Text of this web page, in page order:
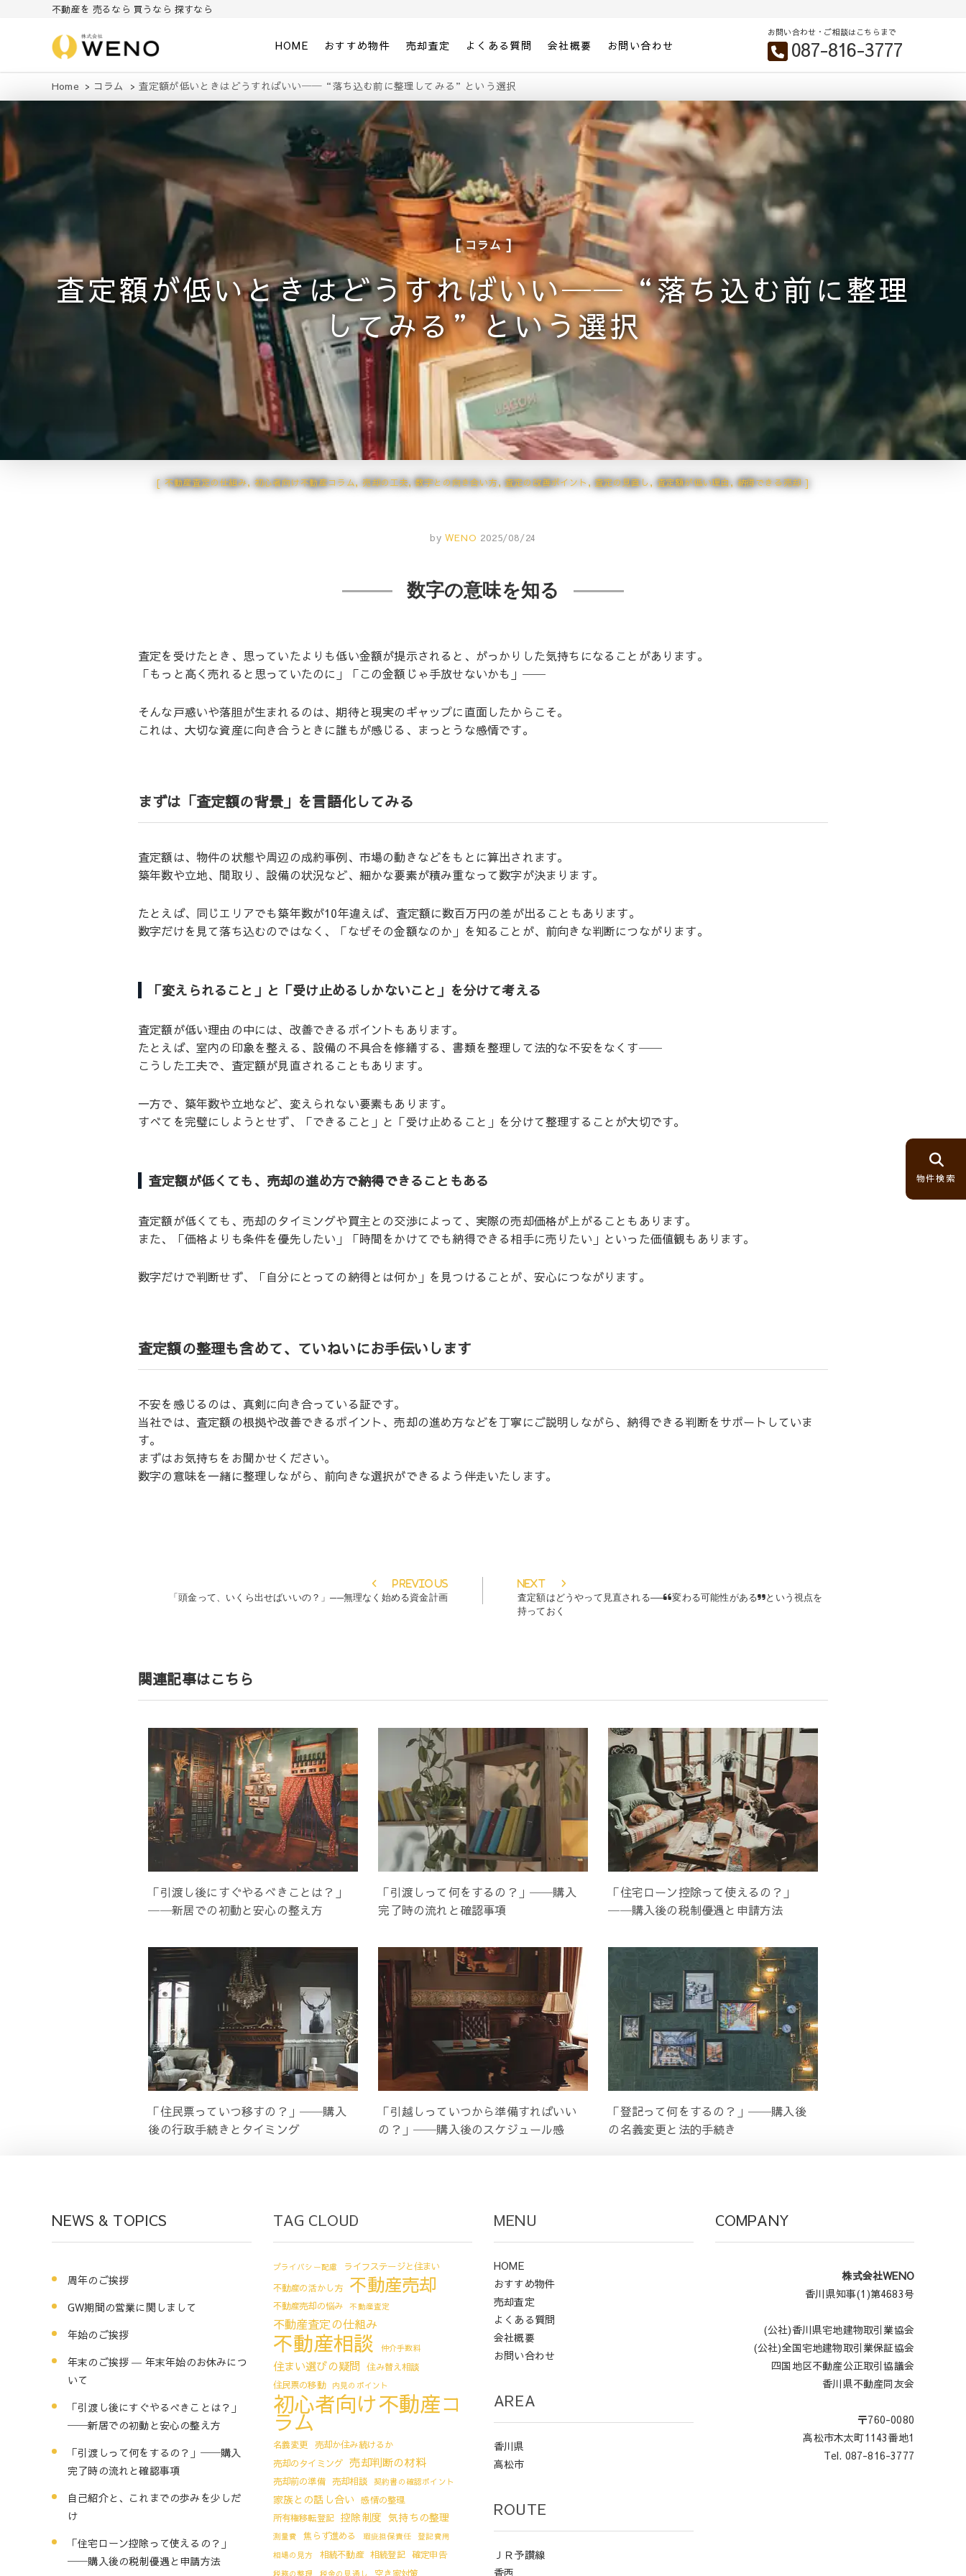
不動産を 売るなら 買うなら 探すなら
株式会社WENO
HOME おすすめ物件 売却査定 よくある質問 会社概要 お問い合わせ
お問い合わせ・ご相談はこちらまで
087-816-3777
Home コラム 査定額が低いときはどうすればいい──“落ち込む前に整理してみる”という選択
コラム
不動産査定の仕組み, 初心者向け不動産コラム, 売却の工夫, 数字との向き合い方,査定の改善ポイント ,査定の見直し , 査定額が低い理由, 納得できる売却
査定額が低いときはどうすればいい──“落ち込む前に整理
してみる”という選択
by WENO 2025/08/24
数字の意味を知る
査定を受けたとき、思っていたよりも低い金額が提示されると、がっかりした気持ちになることがあります。
「もっと高く売れると思っていたのに」「この金額じゃ手放せないかも」──
そんな戸惑いや落胆が生まれるのは、期待と現実のギャップに直面したからこそ。
これは、大切な資産に向き合うときに誰もが感じる、まっとうな感情です。
まずは「査定額の背景」を言語化してみる
査定額は、物件の状態や周辺の成約事例、市場の動きなどをもとに算出されます。
築年数や立地、間取り、設備の状況など、細かな要素が積み重なって数字が決まります。
たとえば、同じエリアでも築年数が10年違えば、査定額に数百万円の差が出ることもあります。
数字だけを見て落ち込むのではなく、「なぜその金額なのか」を知ることが、前向きな判断につながります。
「変えられること」と「受け止めるしかないこと」を分けて考える
査定額が低い理由の中には、改善できるポイントもあります。
たとえば、室内の印象を整える、設備の不具合を修繕する、書類を整理して法的な不安をなくす──
こうした工夫で、査定額が見直されることもあります。
一方で、築年数や立地など、変えられない要素もあります。
すべてを完璧にしようとせず、「できること」と「受け止めること」を分けて整理することが大切です。
査定額が低くても、売却の進め方で納得できることもある
査定額が低くても、売却のタイミングや買主との交渉によって、実際の売却価格が上がることもあります。
また、「価格よりも条件を優先したい」「時間をかけてでも納得できる相手に売りたい」といった価値観もあります。
数字だけで判断せず、「自分にとっての納得とは何か」を見つけることが、安心につながります。
査定額の整理も含めて、ていねいにお手伝いします
不安を感じるのは、真剣に向き合っている証です。
当社では、査定額の根拠や改善できるポイント、売却の進め方などを丁寧にご説明しながら、納得できる判断をサポートしていま
す。
まずはお気持ちをお聞かせください。
数字の意味を一緒に整理しながら、前向きな選択ができるよう伴走いたします。
ー
ン
PreviousPrevious
post:
「頭金って、いくら出せばいいの？」──無理なく始める資金計画
Next
post:
査定額はどうやって見直される──“変わる可能性がある”という視点を
持っておく
関連記事はこちら
「引渡し後にすぐやるべきことは？」
──新居での初動と安心の整え方
「引渡しって何をするの？」──購入
完了時の流れと確認事項
「住宅ローン控除って使えるの？」
──購入後の税制優遇と申請方法
「住民票っていつ移すの？」──購入
後の行政手続きとタイミング
「引越しっていつから準備すればいい
の？」──購入後のスケジュール感
「登記って何をするの？」──購入後
の名義変更と法的手続き
物件検索
NEWS & TOPICS
周年のご挨拶
GW期間の営業に関しまして
年始のご挨拶
年末のご挨拶 ― 年末年始のお休みにつ
いて
「引渡し後にすぐやるべきことは？」
──新居での初動と安心の整え方
「引渡しって何をするの？」──購入
完了時の流れと確認事項
自己紹介と、これまでの歩みを少しだ
け
「住宅ローン控除って使えるの？」
──購入後の税制優遇と申請方法
TAG CLOUD
プライバシー配慮
ライフステージと住まい
不動産の活かし方 不動産売却
不動産売却の悩み 不動産査定
不動産査定の仕組み
不動産相談 仲介手数料
住まい選びの疑問
住み替え相談
住民票の移動
内見のポイント
初心者向け不動産コ
ラム
名義変更 売却か住み続けるか
売却のタイミング 売却判断の材料
売却前の準備 売却相談 契約書の確認ポイント
家族との話し合い
感情の整理
所有権移転登記 控除制度 気持ちの整理
測量費 焦らず進める 瑕疵担保責任
登記費用
相場の見方
相続不動産 相続登記 確定申告
税務の整理 税金の見通し 空き家対策
MENU
HOME
おすすめ物件
売却査定
よくある質問
会社概要
お問い合わせ
AREA
香川県
高松市
ROUTE
ＪＲ予讃線
香西
COMPANY
株式会社WENO
香川県知事(1)第4683号
(公社)香川県宅地建物取引業協会
(公社)全国宅地建物取引業保証協会
四国地区不動産公正取引協議会
香川県不動産同友会
〒760-0080
高松市木太町1143番地1
Tel. 087-816-3777